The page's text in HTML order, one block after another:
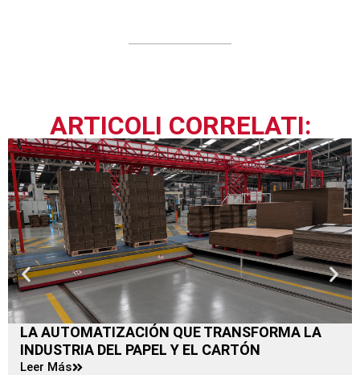
ARTICOLI CORRELATI:
LA AUTOMATIZACIÓN QUE TRANSFORMA LA
INDUSTRIA DEL PAPEL Y EL CARTÓN
Leer Más